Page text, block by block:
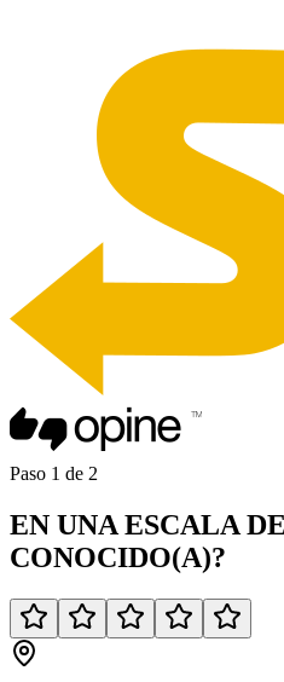
Paso 1 de 2
EN UNA ESCALA
CONOCIDO(A)?